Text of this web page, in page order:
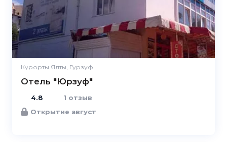
Курорты Ялты, Гурзуф
Отель "Юрзуф"
4.8
1 отзыв
Открытие август